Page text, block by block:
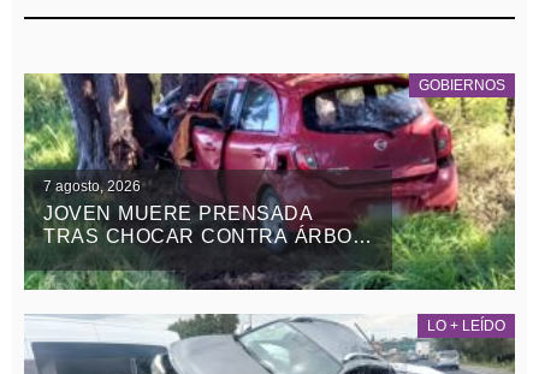
GOBIERNOS
7 agosto, 2026
JOVEN MUERE PRENSADA
TRAS CHOCAR CONTRA ÁRBOL
EN LA APIZACO-TLAXCO, EN
ATLANGATEPEC
LO + LEÍDO